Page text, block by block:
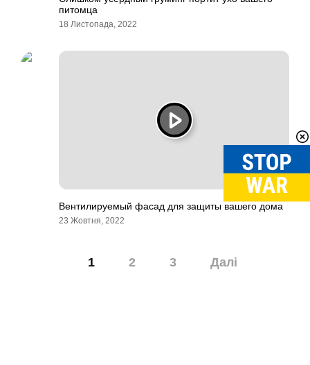
питомца
18 Листопада, 2022
Вентилируемый фасад для защиты вашего дома
23 Жовтня, 2022
1 2 3 Далі